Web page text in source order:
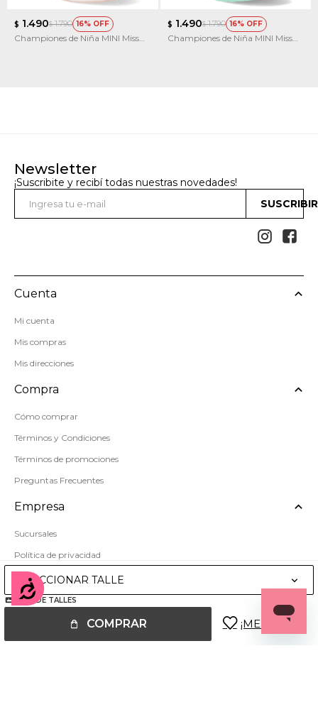
Accesibilidad
SELECCIONAR TALLE
GUÍA DE TALLES
COMPRAR
$ 1.490$ 1.790 16
Championes de Niña MINI Miss
$ 1.490$ 1.790 16
Championes de Niña MINI Miss
Newsletter
¡Suscribite y recibí todas nuestras novedades!
 
Cuenta
Mi cuenta
Mis compras
Mis direcciones
Compra
Cómo comprar
Términos y Condiciones
Términos de promociones
Preguntas Frecuentes
Empresa
Sucursales
Política de privacidad
Mapa del sitio